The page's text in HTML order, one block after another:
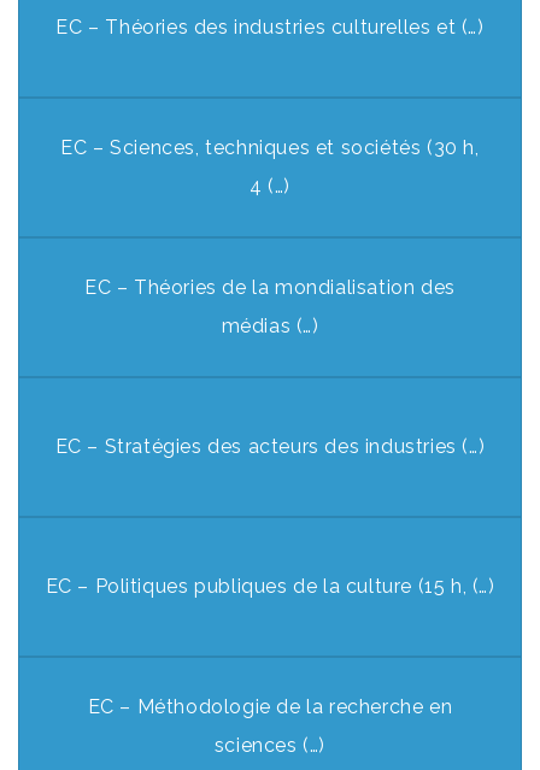
EC – Théories des industries culturelles et (…)
EC – Sciences, techniques et sociétés (30 h,
4 (…)
EC – Théories de la mondialisation des
médias (…)
EC – Stratégies des acteurs des industries (…)
EC – Politiques publiques de la culture (15 h, (…)
EC – Méthodologie de la recherche en
sciences (…)